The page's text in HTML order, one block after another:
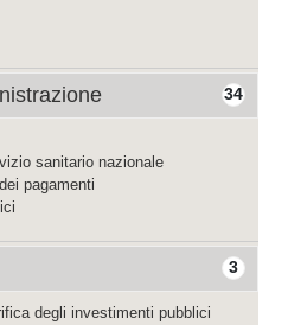
34
sanitario nazionale
pagamenti
3
degli investimenti pubblici